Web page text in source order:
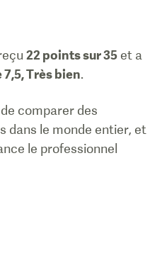
22 points sur 35 et a
7,5,Très bien.
comparer des
dans le monde entier, et
le professionnel